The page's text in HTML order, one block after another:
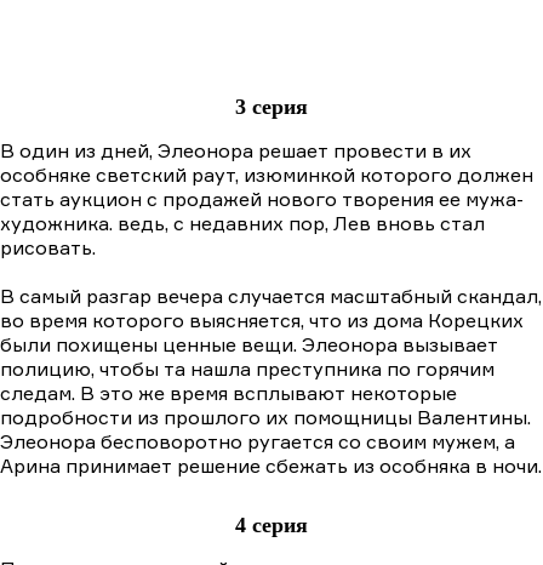
3 серия
В один из дней, Элеонора решает провести в их
особняке светский раут, изюминкой которого должен
стать аукцион с продажей нового творения ее мужа-
художника. ведь, с недавних пор, Лев вновь стал
рисовать.
В самый разгар вечера случается масштабный скандал,
во время которого выясняется, что из дома Корецких
были похищены ценные вещи. Элеонора вызывает
полицию, чтобы та нашла преступника по горячим
следам. В это же время всплывают некоторые
подробности из прошлого их помощницы Валентины.
Элеонора бесповоротно ругается со своим мужем, а
Арина принимает решение сбежать из особняка в ночи.
4 серия